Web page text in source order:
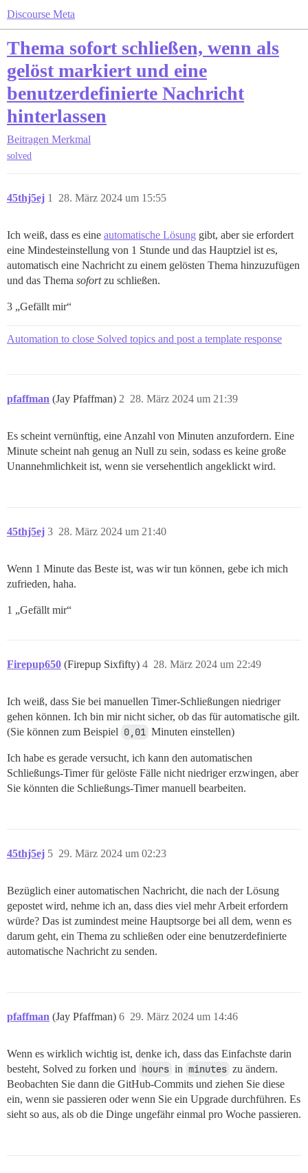
Discourse Meta
Thema sofort schließen, wenn als
gelöst markiert und eine
benutzerdefinierte Nachricht
hinterlassen
Beitragen Merkmal
solved
45thj5ej 28. März 2024 um 15:55
1
Ich weiß, dass es eine automatische Lösung gibt, aber sie erfordert
eine Mindesteinstellung von 1 Stunde und das Hauptziel ist es,
automatisch eine Nachricht zu einem gelösten Thema hinzuzufügen
und das Thema sofortzu schließen.
3 „Gefällt mir“
Automation to close Solved topics and post a template response
pfaffman (Jay Pfaffman) 28. März 2024 um 21:39
2
Es scheint vernünftig, eine Anzahl von Minuten anzufordern. Eine
Minute scheint nah genug an Null zu sein, sodass es keine große
Unannehmlichkeit ist, wenn sie versehentlich angeklickt wird.
45thj5ej 28. März 2024 um 21:40
3
Wenn 1 Minute das Beste ist, was wir tun können, gebe ich mich
zufrieden, haha.
1 „Gefällt mir“
Firepup650 (Firepup Sixfifty) 28. März 2024 um 22:49
4
Ich weiß, dass Sie bei manuellen Timer-Schließungen niedriger
gehen können. Ich bin mir nicht sicher, ob das für automatische gilt.
(Sie können zum Beispiel 0,01 Minuten einstellen)
Ich habe es gerade versucht, ich kann den automatischen
Schließungs-Timer für gelöste Fälle nicht niedriger erzwingen, aber
Sie könnten die Schließungs-Timer manuell bearbeiten.
45thj5ej 29. März 2024 um 02:23
5
Bezüglich einer automatischen Nachricht, die nach der Lösung
gepostet wird, nehme ich an, dass dies viel mehr Arbeit erfordern
würde? Das ist zumindest meine Hauptsorge bei all dem, wenn es
darum geht, ein Thema zu schließen oder eine benutzerdefinierte
automatische Nachricht zu senden.
pfaffman (Jay Pfaffman) 29. März 2024 um 14:46
6
Wenn es wirklich wichtig ist, denke ich, dass das Einfachste darin
besteht, Solved zu forken und hours in minutes zu ändern.
Beobachten Sie dann die GitHub-Commits und ziehen Sie diese
ein, wenn sie passieren oder wenn Sie ein Upgrade durchführen. Es
sieht so aus, als ob die Dinge ungefähr einmal pro Woche passieren.